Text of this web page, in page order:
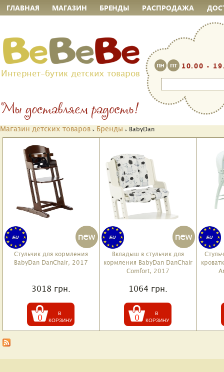
ГЛАВНАЯ МАГАЗИН БРЕНДЫ РАСПРОДАЖА
Интернет-бутик детских товаров
10.00 -
Магазин детских товаров » Бренды » BabyDan
Стульчик для кормления
BabyDan DanChair, 2017
3018 грн.
0
Вкладыш в стульчик для
кормления BabyDan DanChair
Comfort, 2017
1064 грн.
0